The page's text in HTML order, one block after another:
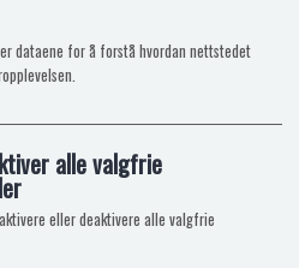
dataene for å forstå hvordan nettstedet
alle valgfrie
eller deaktivere alle valgfrie